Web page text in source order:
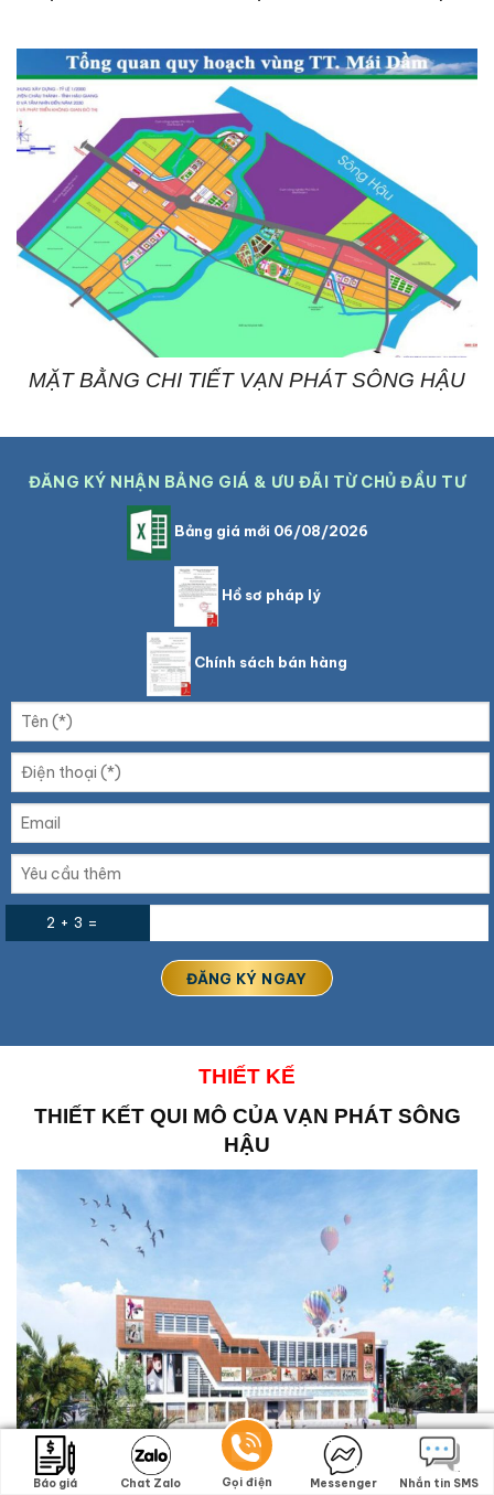
MẶT BẰNG CHI TIẾT VẠN PHÁT SÔNG HẬU
ĐĂNG KÝ NHẬN BẢNG GIÁ & ƯU ĐÃI TỪ CHỦ ĐẦU TƯ
Bảng giá mới 06/08/2026
Hồ sơ pháp lý
Chính sách bán hàng
2 + 3 =
THIẾT KẾ
THIẾT KẾT QUI MÔ CỦA VẠN PHÁT SÔNG
HẬU
Báo giá Chat Zalo Gọi điện Messenger Nhắn tin SMS
Báo giá Chat Zalo Gọi điện Messenger Nhắn tin SMS